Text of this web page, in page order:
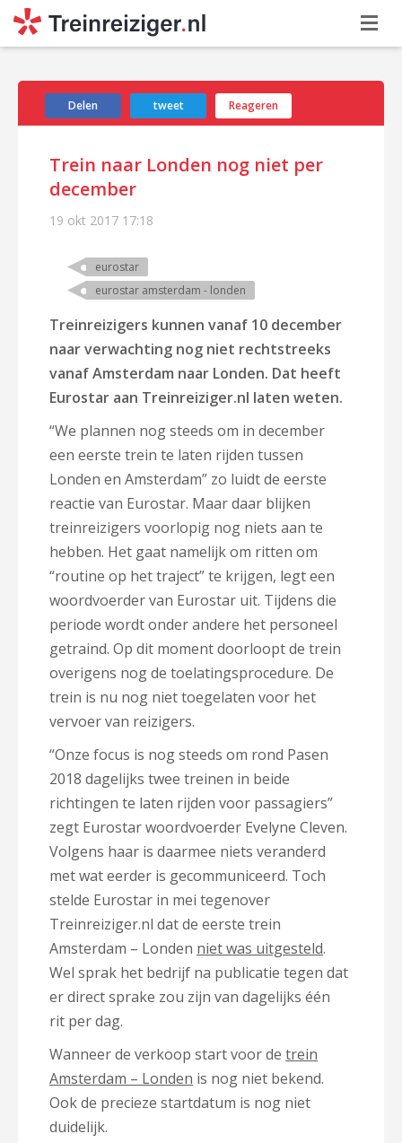
Delen tweet Reageren
Trein naar Londen nog niet per
december
19 okt 2017 17:18
eurostar
eurostar amsterdam - londen
Treinreizigers kunnen vanaf 10 december
naar verwachting nog niet rechtstreeks
vanaf Amsterdam naar Londen. Dat heeft
Eurostar aan Treinreiziger.nl laten weten.
“We plannen nog steeds om in december
een eerste trein te laten rijden tussen
Londen en Amsterdam” zo luidt de eerste
reactie van Eurostar. Maar daar blijken
treinreizigers voorlopig nog niets aan te
hebben. Het gaat namelijk om ritten om
“routine op het traject” te krijgen, legt een
woordvoerder van Eurostar uit. Tijdens die
periode wordt onder andere het personeel
getraind. Op dit moment doorloopt de trein
overigens nog de toelatingsprocedure. De
trein is nu nog niet toegelaten voor het
vervoer van reizigers.
“Onze focus is nog steeds om rond Pasen
2018 dagelijks twee treinen in beide
richtingen te laten rijden voor passagiers”
zegt Eurostar woordvoerder Evelyne Cleven.
Volgens haar is daarmee niets veranderd
met wat eerder is gecommuniceerd. Toch
stelde Eurostar in mei tegenover
Treinreiziger.nl dat de eerste trein
Amsterdam – Londen niet was uitgesteld.
Wel sprak het bedrijf na publicatie tegen dat
er direct sprake zou zijn van dagelijks één
rit per dag.
Wanneer de verkoop start voor de trein
Amsterdam – Londen is nog niet bekend.
Ook de precieze startdatum is nog niet
duidelijk.